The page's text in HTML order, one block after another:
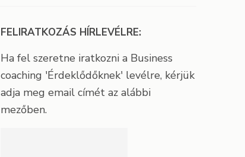
FELIRATKOZÁS HÍRLEVÉLRE:
Ha fel szeretne iratkozni a Business
coaching 'Érdeklődőknek' levélre, kérjük
adja meg email címét az alábbi
mezőben.